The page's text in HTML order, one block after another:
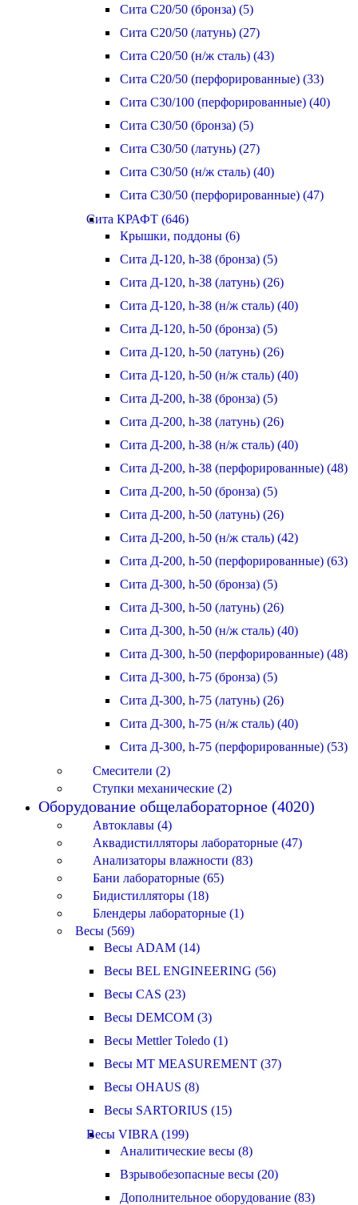
Сита С20/50 (бронза) (5)
Сита С20/50 (латунь) (27)
Сита С20/50 (н/ж сталь) (43)
Сита С20/50 (перфорированные) (33)
Сита С30/100 (перфорированные) (40)
Сита С30/50 (бронза) (5)
Сита С30/50 (латунь) (27)
Сита С30/50 (н/ж сталь) (40)
Сита С30/50 (перфорированные) (47)
Сита КРАФТ (646)
Крышки, поддоны (6)
Сита Д-120, h-38 (бронза) (5)
Сита Д-120, h-38 (латунь) (26)
Сита Д-120, h-38 (н/ж сталь) (40)
Сита Д-120, h-50 (бронза) (5)
Сита Д-120, h-50 (латунь) (26)
Сита Д-120, h-50 (н/ж сталь) (40)
Сита Д-200, h-38 (бронза) (5)
Сита Д-200, h-38 (латунь) (26)
Сита Д-200, h-38 (н/ж сталь) (40)
Сита Д-200, h-38 (перфорированные) (48)
Сита Д-200, h-50 (бронза) (5)
Сита Д-200, h-50 (латунь) (26)
Сита Д-200, h-50 (н/ж сталь) (42)
Сита Д-200, h-50 (перфорированные) (63)
Сита Д-300, h-50 (бронза) (5)
Сита Д-300, h-50 (латунь) (26)
Сита Д-300, h-50 (н/ж сталь) (40)
Сита Д-300, h-50 (перфорированные) (48)
Сита Д-300, h-75 (бронза) (5)
Сита Д-300, h-75 (латунь) (26)
Сита Д-300, h-75 (н/ж сталь) (40)
Сита Д-300, h-75 (перфорированные) (53)
Смесители (2)
Ступки механические (2)
Оборудование общелабораторное (4020)
Автоклавы (4)
Аквадистилляторы лабораторные (47)
Анализаторы влажности (83)
Бани лабораторные (65)
Бидистилляторы (18)
Блендеры лабораторные (1)
Весы (569)
Весы ADAM (14)
Весы BEL ENGINEERING (56)
Весы CAS (23)
Весы DEMCOM (3)
Весы Mettler Toledo (1)
Весы MT MEASUREMENT (37)
Весы OHAUS (8)
Весы SARTORIUS (15)
Весы VIBRA (199)
Аналитические весы (8)
Взрывобезопасные весы (20)
Дополнительное оборудование (83)